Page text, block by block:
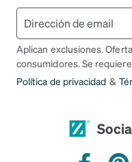
Aplican exclusiones.
consumidores. Se
Política de privacidad &